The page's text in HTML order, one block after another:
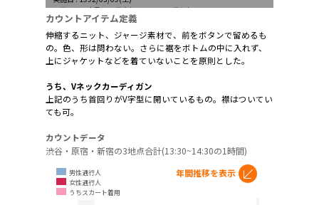
天候 : 雨一時曇り、最高気温21.5℃、最低気温20.1 ℃
カウントアイテム定義
伸縮するニット、ジャージ素材で、前をボタンで留めるも
の。色、形は問わない。さらに裾をボトムの中に入れず、
上にジャケットなどを着ていないことを原則とした。
うち、Vネックカーディガン
上記のうち首回りがV字型に開いているもの。襟はついてい
ても可。
カウントデータ
渋谷・原宿・新宿の3地点合計(13:30~14:30の1時間)
男性通行人
女性通行人
うちスカート着用
年間推移を表示